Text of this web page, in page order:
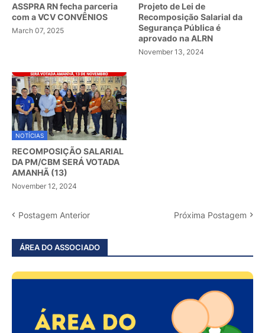
ASSPRA RN fecha parceria
com a VCV CONVÊNIOS
March 07, 2025
Projeto de Lei de
Recomposição Salarial da
Segurança Pública é
aprovado na ALRN
November 13, 2024
NOTÍCIAS
RECOMPOSIÇÃO SALARIAL
DA PM/CBM SERÁ VOTADA
AMANHÃ (13)
November 12, 2024
Postagem Anterior Próxima Postagem
ÁREA DO ASSOCIADO